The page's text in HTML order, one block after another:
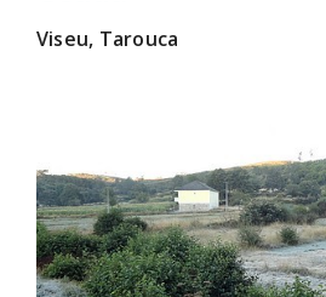
F.A.Q.
Viseu, Tarouca